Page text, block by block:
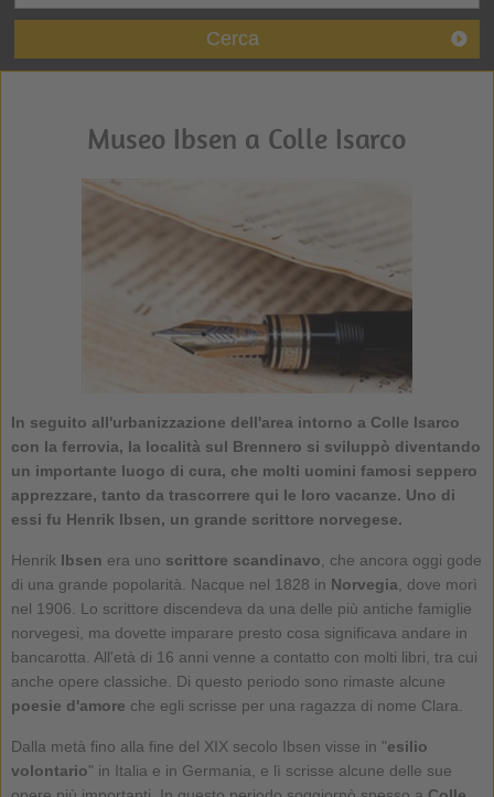
Cerca
Museo Ibsen a Colle Isarco
In seguito all'urbanizzazione dell'area intorno a Colle Isarco
con la ferrovia, la località sul Brennero si sviluppò diventando
un importante luogo di cura, che molti uomini famosi seppero
apprezzare, tanto da trascorrere qui le loro vacanze. Uno di
essi fu Henrik Ibsen, un grande scrittore norvegese.
Henrik Ibsen era uno scrittore scandinavo , che ancora oggi gode
di una grande popolarità. Nacque nel 1828 in Norvegia , dove morì
nel 1906. Lo scrittore discendeva da una delle più antiche famiglie
norvegesi, ma dovette imparare presto cosa significava andare in
bancarotta. All'età di 16 anni venne a contatto con molti libri, tra cui
anche opere classiche. Di questo periodo sono rimaste alcune
poesie d'amore che egli scrisse per una ragazza di nome Clara.
Dalla metà fino alla fine del XIX secolo Ibsen visse in "esilio
volontario" in Italia e in Germania, e lì scrisse alcune delle sue